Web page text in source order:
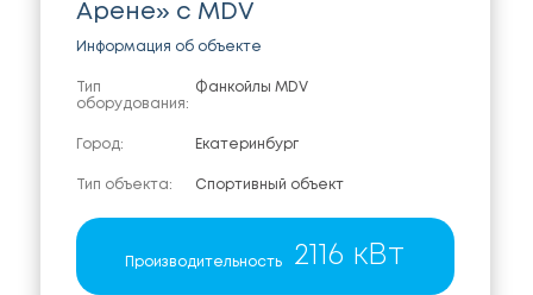
Арене» с MDV
Информация об объекте
Тип
оборудования:
Фанкойлы MDV
Город: Екатеринбург
Тип объекта: Спортивный объект
Производительность 2116 кВт